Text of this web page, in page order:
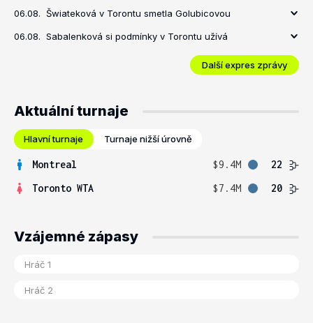
06.08. Šwiateková v Torontu smetla Golubicovou
06.08. Sabalenková si podmínky v Torontu užívá
Další expres zprávy
Aktuální turnaje
Hlavní turnaje Turnaje nižší úrovně
Montreal $9.4M
22
Toronto WTA
$7.4M 20
Vzájemné zápasy